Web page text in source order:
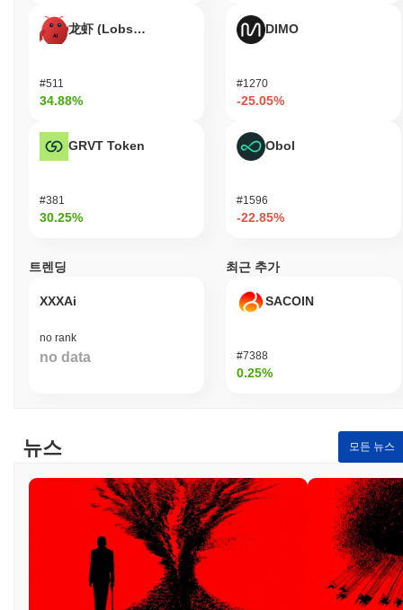
하고 다양한 이니셔티브를 통해 커뮤니티에 기여할 수 있습니다.
이는 협업과 혁신의 기회를 포함하여 부가가치 서비스와 경험을 창
적으로 참여할 수 있도록 권한을 부여하는 것을 목표로 합니다.
기가차드는 검증자가 거래를 확인하고 네트워크의 무결성을 유지
이해관계를 네트워크의 보안과 안정성과 일치시킵니다. 이 프로토
콜은 인증 및 데이터 무결성을 위해 타원 곡선 디지털 서명 알고리
는 합의 과정에 참여한 대가로 스테이킹 보상을 받습니다. 반대로,
악의적인 행동이나 프로토콜 규칙을 준수하지 않을 경우 스테이킹
된 토큰의 일부가 몰수되는 슬래싱이 발생할 수 있습니다. 네트워
프로세스를 통해 추가적으로 보호됩니다. 이러한 메커니즘은 기가
차드 네트워크의 회복력과 보안에 기여합니다.
련된 몇 가지 논란에 직면했습니다. 2023년 초, 프로젝트의 투명성
과 의사 결정 과정에 대한 우려가 제기되었고, 이는 제안된 업그레
이드에 대한 커뮤니티 내 분열로 이어졌습니다. 팀은 이러한 거버
넌스 문제를 해결하기 위해 보다 구조화된 투표 메커니즘을 구현하
여 이해관계자들이 프로젝트 개발에 더 명확하게 의견을 제시할 수
있도록 했습니다. 또한, 기가차드는 특정 관할권에서 지역 법률 준
수 여부에 대한 질문을 받으면서 규제 문제에 직면했습니다. 이에
팀은 법률 전문가와 협력하여 규정 준수를 보장하고 백서를 업데이
트하여 준수 조치를 반영했습니다. 기가차드에 대한 지속적인 위험
에는 시장 변동성과 블록체인 공간에서 일반적인 잠재적 보안 취약
龙虾 (Lobster)
#511
34.88%
GRVT Token
#381
30.25%
DIMO
#1270
-25.05%
Obol
#1596
-22.85%
트렌딩
XXXAi
no rank
no data
최근 추가
SACOIN
#7388
0.25%
뉴스 모든 뉴스